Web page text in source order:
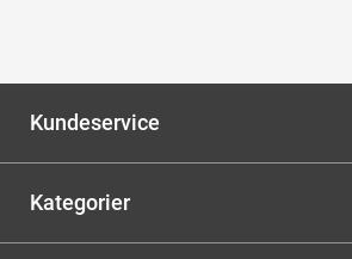
Kundeservice
Kategorier